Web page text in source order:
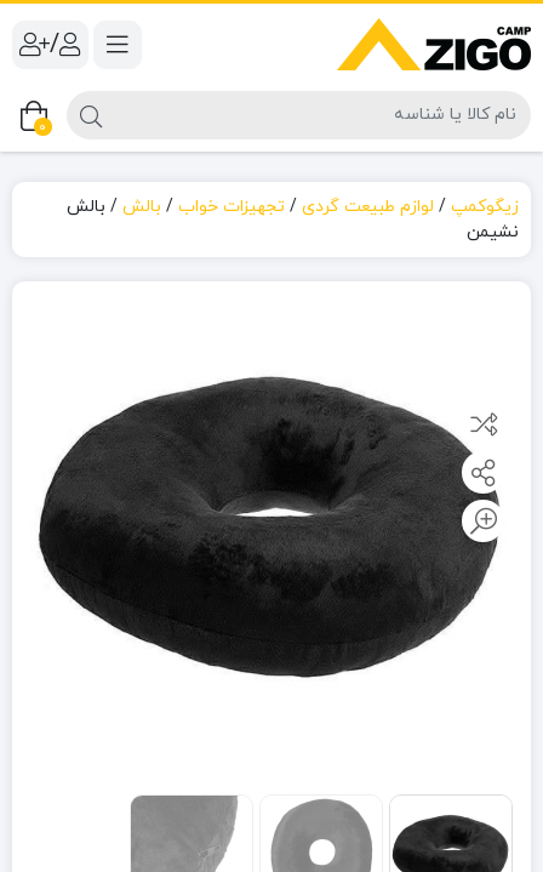
/
0
زیگوکمپ / لوازم طبیعت گردی / تجهیزات خواب / بالش / بالش
نشیمن